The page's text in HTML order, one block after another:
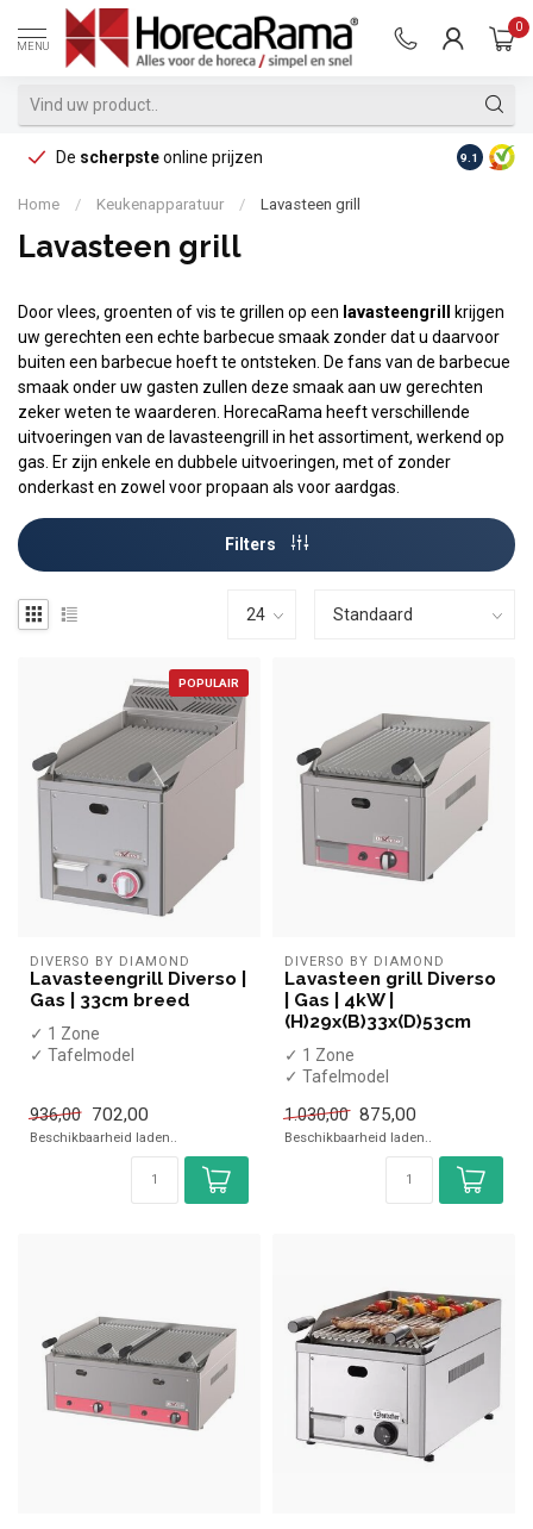
MENU
0
De scherpsteonline prijzen Op
9.1
Home / Keukenapparatuur / Lavasteen grill
Lavasteen grill
Door vlees, groenten of vis te grillen op een lavasteengrill
krijgen
uw gerechten een echte barbecue smaak zonder dat u daarvoor
buiten een barbecue hoeft te ontsteken. De fans van de barbecue
smaak onder uw gasten zullen deze smaak aan uw gerechten
zeker weten te waarderen. HorecaRama heeft verschillende
uitvoeringen van de lavasteengrill in het assortiment, werkend op
gas. Er zijn enkele en dubbele uitvoeringen, met of zonder
onderkast en zowel voor propaan als voor aardgas.
Filters
POPULAIR
DIVERSO BY DIAMOND
Lavasteengrill Diverso |
Gas | 33cm breed
✓ 1 Zone
✓ Tafelmodel
936,00
702,00
Beschikbaarheid laden..
DIVERSO BY DIAMOND
Lavasteen grill Diverso
| Gas | 4kW |
(H)29x(B)33x(D)53cm
✓ 1 Zone
✓ Tafelmodel
✓ Gas
1.030,00 875,00
Beschikbaarheid laden..